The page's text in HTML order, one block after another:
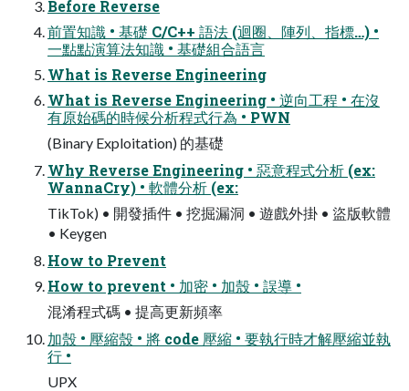
Before Reverse
前置知識 • 基礎 C/C++ 語法 (迴圈、陣列、指標…) •
一點點演算法知識 • 基礎組合語言
What is Reverse Engineering
What is Reverse Engineering • 逆向工程 • 在沒
有原始碼的時候分析程式行為 • PWN
(Binary Exploitation) 的基礎
Why Reverse Engineering • 惡意程式分析 (ex:
WannaCry) • 軟體分析 (ex:
TikTok) • 開發插件 • 挖掘漏洞 • 遊戲外掛 • 盜版軟體
• Keygen
How to Prevent
How to prevent • 加密 • 加殼 • 誤導 •
混淆程式碼 • 提高更新頻率
加殼 • 壓縮殼 • 將 code 壓縮 • 要執行時才解壓縮並執
行 •
UPX